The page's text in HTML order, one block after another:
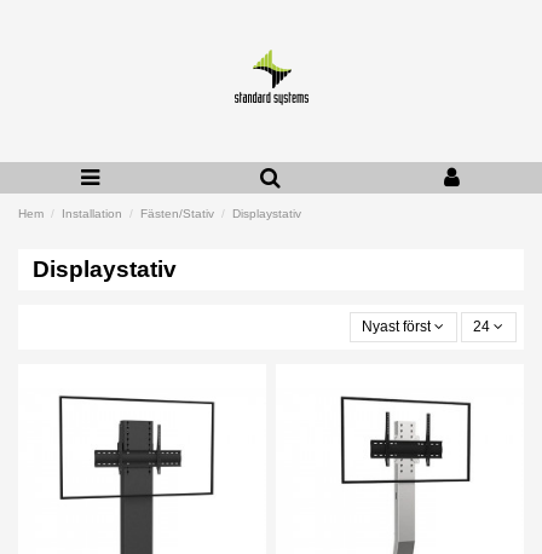
Hem Installation Fästen/Stativ Displaystativ
Displaystativ
Nyast först 24